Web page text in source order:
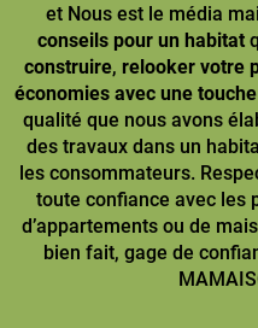
et Nous est le média
conseils pour un habitat
construire, relooker votre
économies avec une
qualité que nous avons
des travaux dans un
les consommateurs.
toute confiance avec les
d’appartements ou de
bien fait, gage de